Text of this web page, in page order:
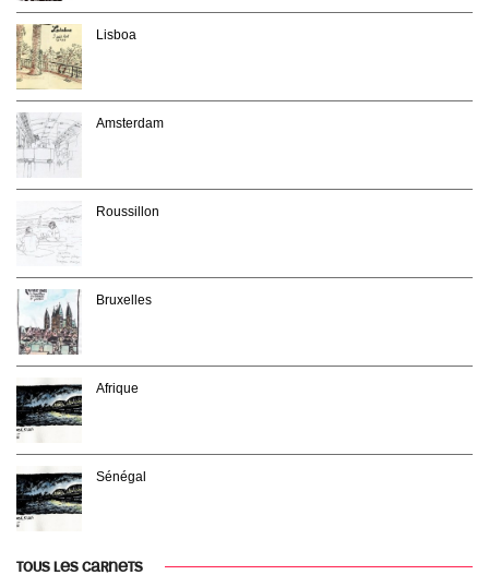
Lisboa
Amsterdam
Roussillon
Bruxelles
Afrique
Sénégal
TOUS LES CARNETS